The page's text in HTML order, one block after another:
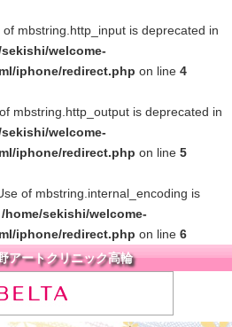
of mbstring.http_input is deprecated in
welcome-
iphone/redirect.php on line 4
mbstring.http_output is deprecated in
welcome-
iphone/redirect.php on line 5
of mbstring.internal_encoding is
/home/sekishi/welcome-
iphone/redirect.php on line 6
ートクリニック高輪